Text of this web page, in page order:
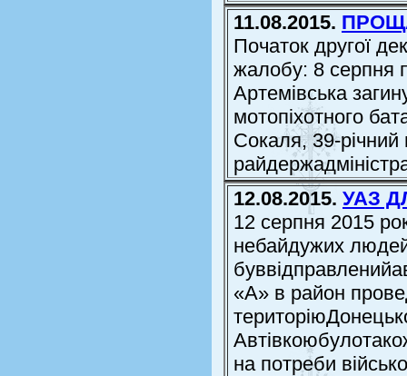
11.08.2015.
Початок другої
жалобу: 8 серпня
Артемівська
мотопіхотного
Сокаля, 39-
12.08.2015. УАЗ
12 серпня 2015
небайдужих
«А» в район
на потреби